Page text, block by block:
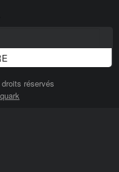
réservés